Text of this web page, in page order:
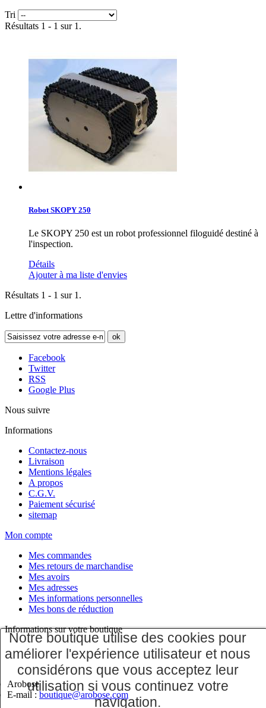
Notre boutique utilise des cookies pour
améliorer l'expérience utilisateur et nous
considérons que vous acceptez leur
utilisation si vous continuez votre
navigation.
Tri
Résultats 1 - 1 sur 1.
Robot SKOPY 250
Le SKOPY 250 est un robot professionnel filoguidé destiné à
l'inspection.
Détails
Ajouter à ma liste d'envies
Résultats 1 - 1 sur 1.
Lettre d'informations
ok
Facebook
Twitter
RSS
Google Plus
Nous suivre
Informations
Contactez-nous
Livraison
Mentions légales
A propos
C.G.V.
Paiement sécurisé
sitemap
Mon compte
Mes commandes
Mes retours de marchandise
Mes avoirs
Mes adresses
Mes informations personnelles
Mes bons de réduction
Informations sur votre boutique
Arobose
E-mail : boutique@arobose.com